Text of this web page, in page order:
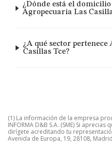
¿Dónde está el
Agropecuaria Las
¿A qué sector
Casillas Tce?
(1) La información de la empresa
INFORMA D&B S.A. (SME) Si
dirígete acreditando tu
Avenida de Europa, 19, 28108,